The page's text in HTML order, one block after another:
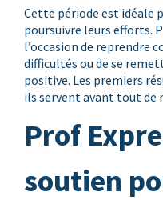
Cette période est idéale
poursuivre leurs efforts.
l’occasion de reprendre
difficultés ou de se
positive. Les premiers
ils servent avant tout de
Prof
soutien